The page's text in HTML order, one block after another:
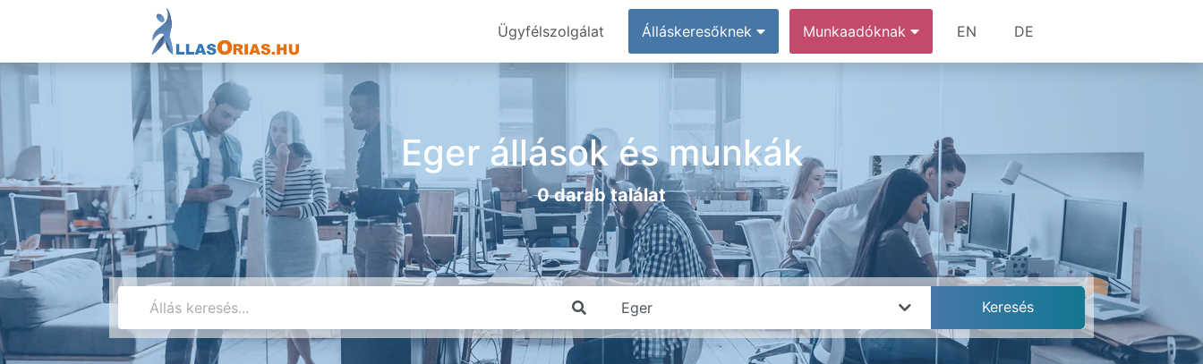
Ügyfélszolgálat Álláskeresőknek Munkaadóknak EN DE
Eger állások és munkák
0 darab találat